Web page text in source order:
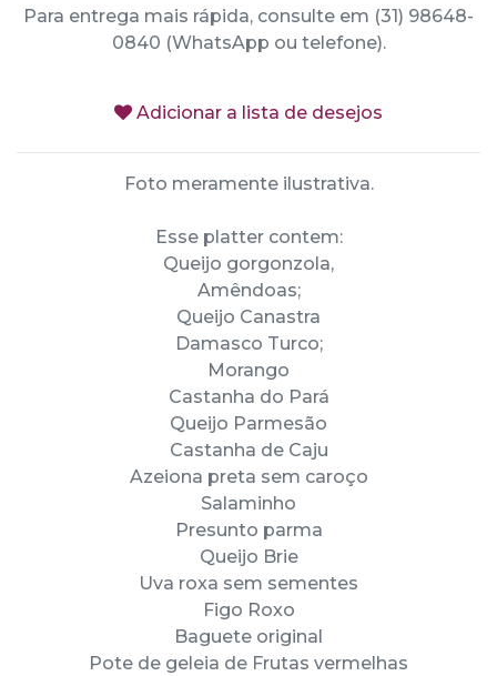
Para entrega mais rápida, consulte em (31) 98648-
0840 (WhatsApp ou telefone).
Adicionar a lista de desejos
Foto meramente ilustrativa.
Esse platter contem:
Queijo gorgonzola,
Amêndoas;
Queijo Canastra
Damasco Turco;
Morango
Castanha do Pará
Queijo Parmesão
Castanha de Caju
Azeiona preta sem caroço
Salaminho
Presunto parma
Queijo Brie
Uva roxa sem sementes
Figo Roxo
Baguete original
Pote de geleia de Frutas vermelhas